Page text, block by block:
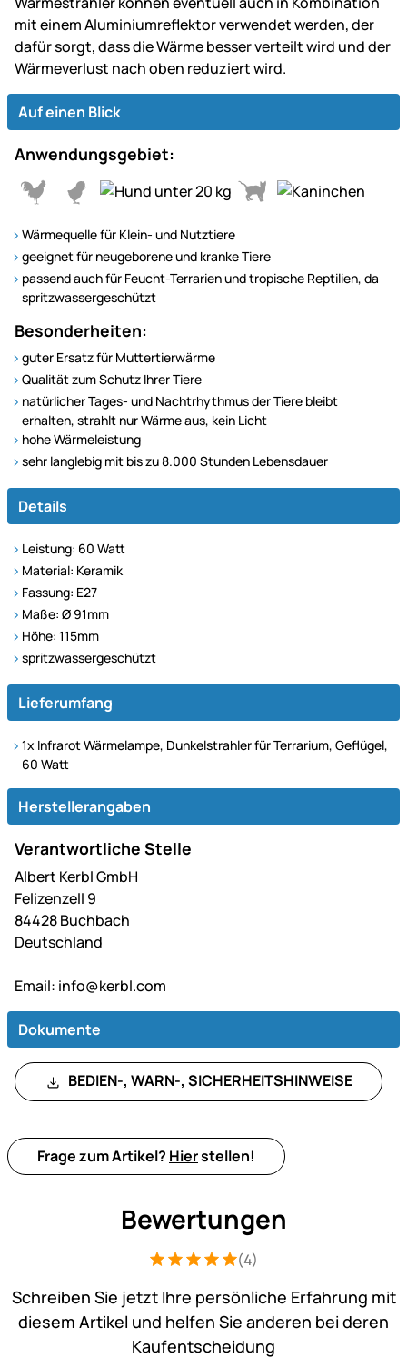
mit einem Aluminiumreflektor verwendet werden, der
dafür sorgt, dass die Wärme besser verteilt wird und der
Wärmeverlust nach oben reduziert wird.
Auf einen Blick
Anwendungsgebiet:
Wärmequelle für Klein- und Nutztiere
geeignet für neugeborene und kranke Tiere
passend auch für Feucht-Terrarien und tropische Reptilien, da
spritzwassergeschützt
Besonderheiten:
guter Ersatz für Muttertierwärme
Qualität zum Schutz Ihrer Tiere
natürlicher Tages- und Nachtrhythmus der Tiere bleibt
erhalten, strahlt nur Wärme aus, kein Licht
hohe Wärmeleistung
sehr langlebig mit bis zu 8.000 Stunden Lebensdauer
Details
Leistung: 60 Watt
Material: Keramik
Fassung: E27
Maße: Ø 91mm
Höhe: 115mm
spritzwassergeschützt
Lieferumfang
1x Infrarot Wärmelampe, Dunkelstrahler für Terrarium, Geflügel,
60 Watt
Herstellerangaben
Verantwortliche Stelle
Albert Kerbl GmbH
Felizenzell 9
84428 Buchbach
Deutschland
Email: info@kerbl.com
Dokumente
BEDIEN-, WARN-, SICHERHEITSHINWEISE
Frage zum Artikel? Hierstellen!
Bewertungen
Bewertung: 5 von 5 (4 Bewertungen)
4 Bewertungen
(4)
Schreiben Sie jetzt Ihre persönliche Erfahrung mit
diesem Artikel und helfen Sie anderen bei deren
Kaufentscheidung